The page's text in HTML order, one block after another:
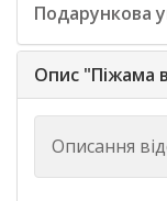
Подарункова
Опис "Піжама
Описання